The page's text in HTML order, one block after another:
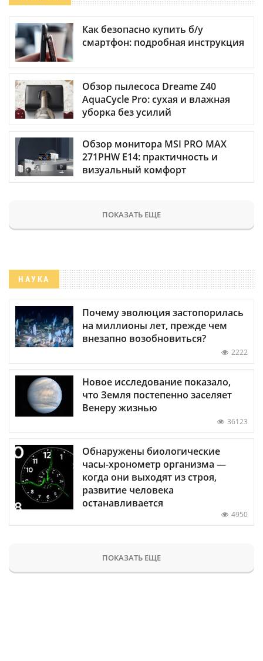
Как безопасно купить б/у
смартфон: подробная инструкция
Обзор пылесоса Dreame Z40
AquaCycle Pro: сухая и влажная
уборка без усилий
Обзор монитора MSI PRO MAX
271PHW E14: практичность и
визуальный комфорт
ПОКАЗАТЬ ЕЩЕ
НАУКА
Почему эволюция застопорилась
на миллионы лет, прежде чем
внезапно возобновиться?
2222
Новое исследование показало,
что Земля постепенно заселяет
Венеру жизнью
36123
Обнаружены биологические
часы-хронометр организма —
когда они выходят из строя,
развитие человека
останавливается
4950
ПОКАЗАТЬ ЕЩЕ